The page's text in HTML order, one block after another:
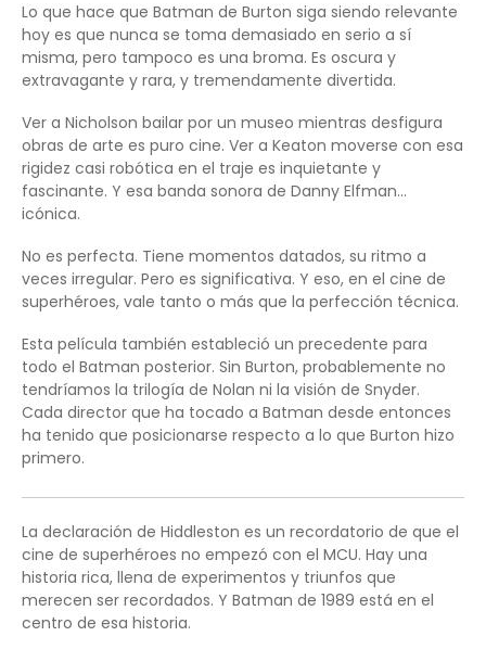
Lo que hace que Batman de Burton siga siendo relevante
hoy es que nunca se toma demasiado en serio a sí
misma, pero tampoco es una broma. Es oscura y
extravagante y rara, y tremendamente divertida.
Ver a Nicholson bailar por un museo mientras desfigura
obras de arte es puro cine. Ver a Keaton moverse con esa
rigidez casi robótica en el traje es inquietante y
fascinante. Y esa banda sonora de Danny Elfman…
icónica.
No es perfecta. Tiene momentos datados, su ritmo a
veces irregular. Pero es significativa. Y eso, en el cine de
superhéroes, vale tanto o más que la perfección técnica.
Esta película también estableció un precedente para
todo el Batman posterior. Sin Burton, probablemente no
tendríamos la trilogía de Nolan ni la visión de Snyder.
Cada director que ha tocado a Batman desde entonces
ha tenido que posicionarse respecto a lo que Burton hizo
primero.
La declaración de Hiddleston es un recordatorio de que el
cine de superhéroes no empezó con el MCU. Hay una
historia rica, llena de experimentos y triunfos que
merecen ser recordados. Y Batman de 1989 está en el
centro de esa historia.